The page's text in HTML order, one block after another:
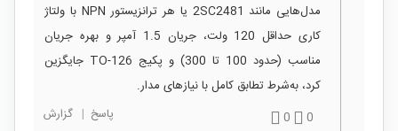
مدل‌هایی مانند 2SC2481 یا هر ترانزیستور NPN با ولتاژ
کاری حداقل 120 ولت، جریان 1.5 آمپر و بهره جریان
مناسب (حدود 100 تا 300) و پکیج TO-126 جایگزین
کرد، به‌شرط تطابق کامل با نیازهای مدار.
0
0 پاسخ | گزارش